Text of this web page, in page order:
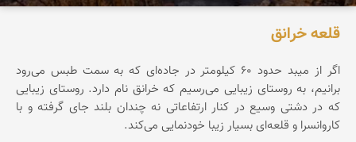
قلعه خرانق
اگر از میبد حدود ۶۰ کیلومتر در جاده‌ای که به سمت طبس می‌رود
برانیم، به روستای زیبایی می‌رسیم که خرانق نام دارد. روستای زیبایی
که در دشتی وسیع در کنار ارتفاعاتی نه چندان بلند جای گرفته و با
کاروانسرا و قلعه‌ای بسیار زیبا خودنمایی می‌کند.